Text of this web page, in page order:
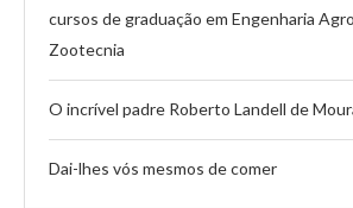
cursos de graduação em Engenharia
Zootecnia
O incrível padre Roberto Landell de
Dai-lhes vós mesmos de comer